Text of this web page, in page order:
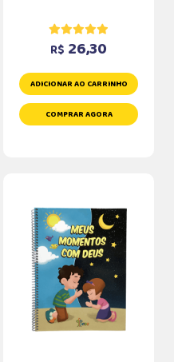
R$ 26,30
ADICIONAR AO CARRINHO
COMPRAR AGORA